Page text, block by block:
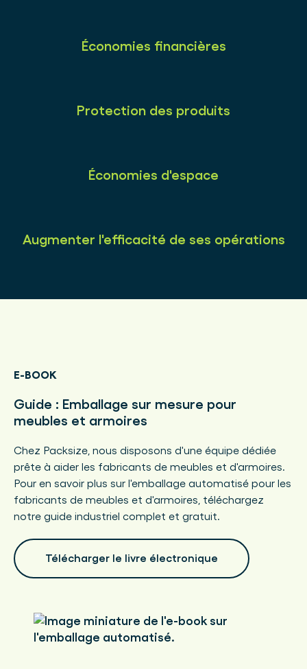
Économies financières
Protection des produits
Économies d'espace
Augmenter l'efficacité de ses opérations
E-BOOK
Guide : Emballage sur mesure pour
meubles et armoires
Chez Packsize, nous disposons d'une équipe dédiée
prête à aider les fabricants de meubles et d'armoires.
Pour en savoir plus sur l'emballage automatisé pour les
fabricants de meubles et d'armoires, téléchargez
notre guide industriel complet et gratuit.
Télécharger le livre électronique